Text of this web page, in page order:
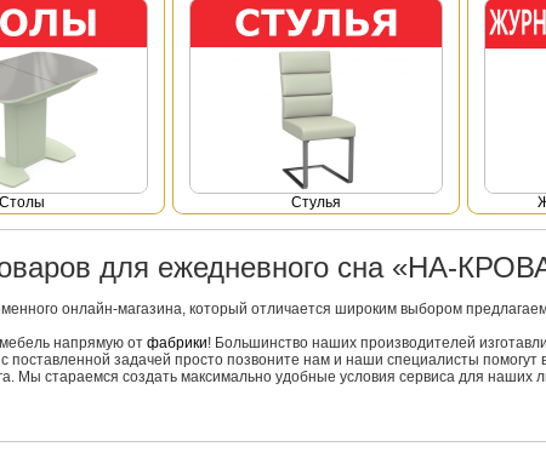
Столы Стулья
для ежедневного сна «НА-
онлайн-магазина, который отличается широким выбором
напрямую от фабрики! Большинство наших производителей
поставленной задачей просто позвоните нам и наши специалисты
Мы стараемся создать максимально удобные условия сервиса для наших